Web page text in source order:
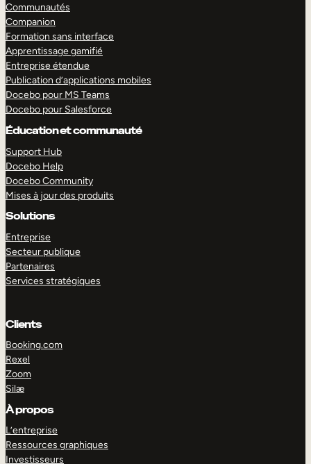
Communautés
Companion
Formation sans interface
Apprentissage gamifié
Entreprise étendue
Publication d’applications mobiles
Docebo pour MS Teams
Docebo pour Salesforce
Éducation et communauté
Support Hub
Docebo Help
Docebo Community
Mises à jour des produits
Solutions
Entreprise
Secteur publique
Partenaires
Services stratégiques
Clients
Booking.com
Rexel
Zoom
Silæ
À propos
L’entreprise
Ressources graphiques
Investisseurs